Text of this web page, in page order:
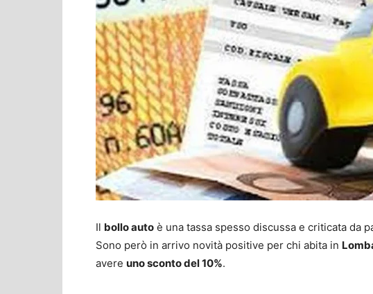
Il bollo auto è una tassa spesso discussa e criticata da
Sono però in arrivo novità positive per chi abita in
avere uno sconto del 10%.